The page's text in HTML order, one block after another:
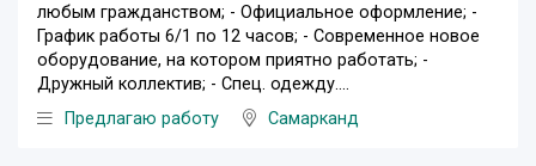
любым гражданством; - Официальное оформление; -
График работы 6/1 по 12 часов; - Современное новое
оборудование, на котором приятно работать; -
Дружный коллектив; - Спец. одежду....
Предлагаю работу
Самарканд